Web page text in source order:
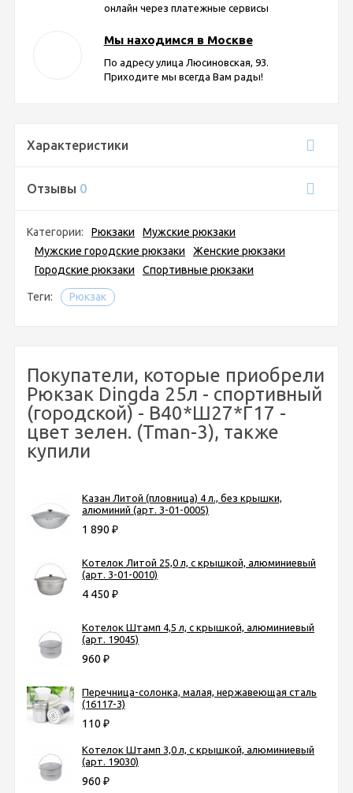
онлайн через платежные сервисы
Мы находимся в Москве
По адресу улица Люсиновская, 93.
Приходите мы всегда Вам рады!
Характеристики
Отзывы 0
Категории: Рюкзаки
Мужские рюкзаки
Мужские городские рюкзаки
Женские рюкзаки
Городские рюкзаки
Спортивные рюкзаки
Теги: Рюкзак
Покупатели, которые приобрели
Рюкзак Dingda 25л - спортивный
(городской) - В40*Ш27*Г17 -
цвет зелен. (Tman-3), также
купили
Казан Литой (пловница) 4 л., без крышки,
алюминий (арт. 3-01-0005)
1 890 ₽
Котелок Литой 25,0 л, с крышкой, алюминиевый
(арт. 3-01-0010)
4 450 ₽
Котелок Штамп 4,5 л, с крышкой, алюминиевый
(арт. 19045)
960 ₽
Перечница-солонка, малая, нержавеющая сталь
(16117-3)
110 ₽
Котелок Штамп 3,0 л, с крышкой, алюминиевый
(арт. 19030)
960 ₽